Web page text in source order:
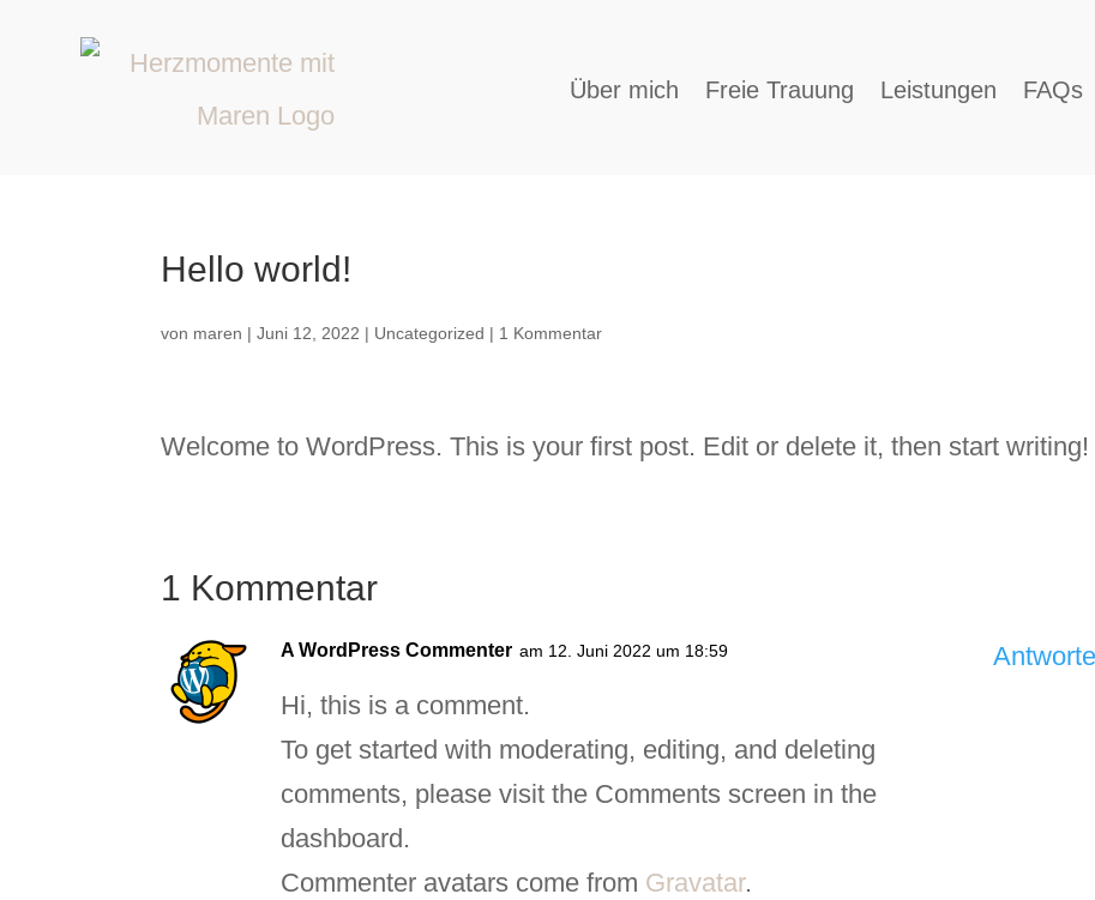
Über mich Freie Trauung Leistungen FAQs
Hello world!
von maren |Juni 12, 2022 | Uncategorized | 1 Kommentar
Welcome to WordPress. This is your first post. Edit or delete it, then start writing!
1 Kommentar
A WordPress Commenter am 12. Juni 2022 um 18:59
Hi, this is a comment.
To get started with moderating, editing, and deleting
comments, please visit the Comments screen in the
dashboard.
Commenter avatars come from Gravatar.